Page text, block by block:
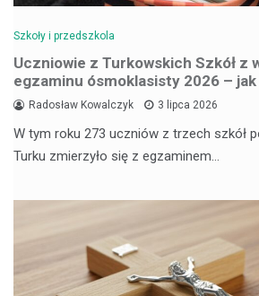
Szkoły i przedszkola
Uczniowie z Turkowskich Szkół z
egzaminu ósmoklasisty 2026 – jak
Radosław Kowalczyk 3 lipca 2026
W tym roku 273 uczniów z trzech szkół
Turku zmierzyło się z egzaminem…